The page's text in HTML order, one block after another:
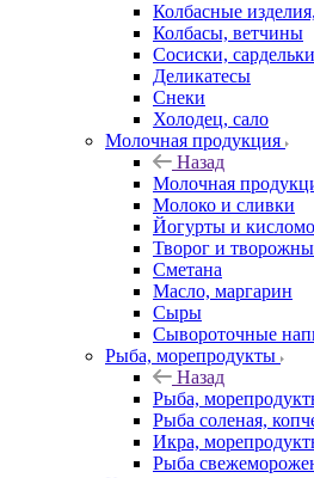
Колбасные
Колбасы, ветчины
Сосиски, сардельки
Деликатесы
Снеки
Холодец, сало
Молочная продукция
Назад
Молочная
Молоко и сливки
Йогурты и
Творог и
Сметана
Масло, маргарин
Сыры
Сывороточные
Рыба, морепродукты
Назад
Рыба,
Рыба соленая,
Икра,
Рыба